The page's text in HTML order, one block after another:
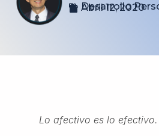
Desarrollo
Abril 12, 2020
Lo afectivo es lo efectivo.